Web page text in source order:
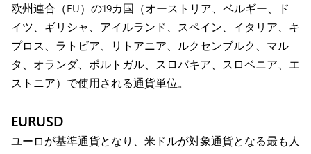
欧州連合（EU）の19カ国（オーストリア、ベルギー、ド
イツ、ギリシャ、アイルランド、スペイン、イタリア、キ
プロス、ラトビア、リトアニア、ルクセンブルク、マル
タ、オランダ、ポルトガル、スロバキア、スロベニア、エ
ストニア）で使用される通貨単位。
EURUSD
ユーロが基準通貨となり、米ドルが対象通貨となる最も人